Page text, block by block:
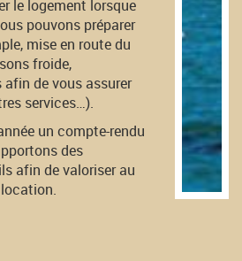
le logement lorsque
pouvons préparer
mise en route du
froide,
de vous assurer
services…).
un compte-rendu
des
afin de valoriser au